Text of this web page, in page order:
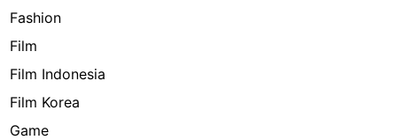
Fashion
Film
Film Indonesia
Film Korea
Game